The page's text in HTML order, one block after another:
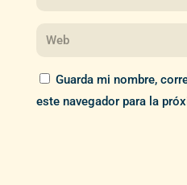
Guarda mi nombre,
este navegador para la